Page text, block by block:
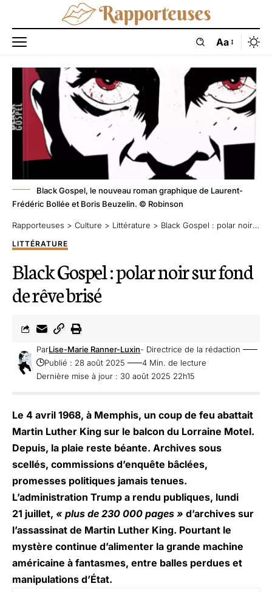
Aa
Black Gospel, le nouveau roman graphique de Laurent-
Frédéric Bollée et Boris Beuzelin. © Robinson
Rapporteuses > Culture > Littérature > Black Gospel : polar noir sur fond de rêve brisé
LITTÉRATURE
Black Gospel : polar noir sur fond
de rêve brisé
Dernière mise à jour : 30 août 2025 22h15
ParLise-Marie Ranner-Luxin- Directrice de la rédaction
Publié : 28 août 2025
4 Min. de lecture
Le 4 avril 1968, à Memphis, un coup de feu abattait
Martin Luther King sur le balcon du Lorraine Motel.
Depuis, la plaie reste béante. Archives sous
scellés, commissions d’enquête bâclées,
promesses politiques jamais tenues.
L’administration Trump a rendu publiques, lundi
21 juillet, « plus de 230 000 pages » d’archives sur
l’assassinat de Martin Luther King. Pourtant le
mystère continue d’alimenter la grande machine
américaine à fantasmes, entre balles perdues et
manipulations d’État.